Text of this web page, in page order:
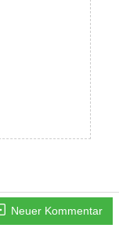
Neuer Kommentar